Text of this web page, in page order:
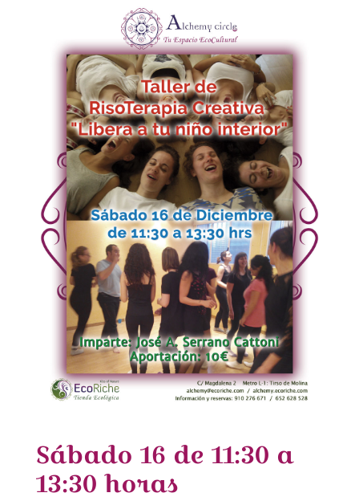
Sábado 16 de 11:30 a
13:30 horas